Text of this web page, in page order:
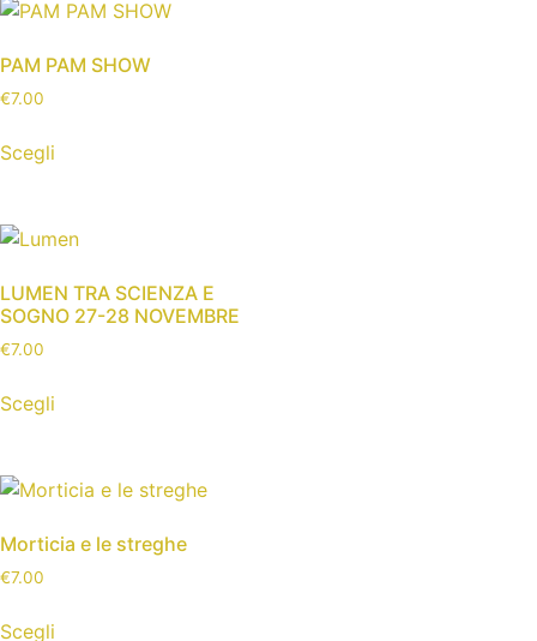
PAM PAM SHOW
€7.00
Scegli
LUMEN TRA SCIENZA E
SOGNO 27-28 NOVEMBRE
€7.00
Scegli
Morticia e le streghe
€7.00
Scegli